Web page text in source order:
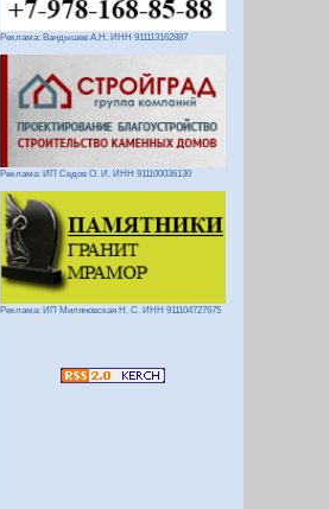
Реклама: Вандышев А.Н. ИНН 911113162887
Реклама: ИП Седов О. И. ИНН 911100036130
Реклама: ИП Миляновская Н. С. ИНН 911104727675